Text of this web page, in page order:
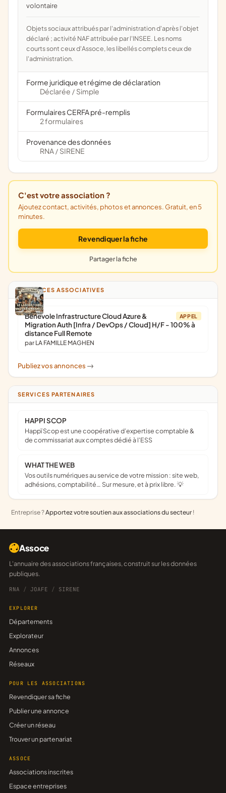
volontaire
Objets sociaux attribués par l'administration d'après l'objet
déclaré ; activité NAF attribuée par l'INSEE. Les noms
courts sont ceux d'Assoce, les libellés complets ceux de
l'administration.
Forme juridique et régime de déclaration
Déclarée / Simple
Formulaires CERFA pré-remplis
2 formulaires
Provenance des données
RNA / SIRENE
C'est votre association ?
Ajoutez contact, activités, photos et annonces. Gratuit, en 5
minutes.
Revendiquer la fiche
Partager la fiche
ANNONCES ASSOCIATIVES
APPEL
Bénévole Infrastructure Cloud Azure &
Migration Auth [Infra / DevOps / Cloud] H/F - 100% à
distance Full Remote
par LA FAMILLE MAGHEN
Publiez vos annonces ->
SERVICES PARTENAIRES
HAPPI SCOP
Happï Scop est une coopérative d’expertise comptable &
de commissariat aux comptes dédié à l'ESS
WHAT THE WEB
Vos outils numériques au service de votre mission : site web,
adhésions, comptabilité… Sur mesure, et à prix libre. 💡
Entreprise ?Apportez votre soutien aux associations du secteur !
Assoce
L'annuaire des associations françaises, construit sur les données
publiques.
RNA / JOAFE / SIRENE
EXPLORER
Départements
Explorateur
Annonces
Réseaux
POUR LES ASSOCIATIONS
Revendiquer sa fiche
Publier une annonce
Créer un réseau
Trouver un partenariat
ASSOCE
Associations inscrites
Espace entreprises